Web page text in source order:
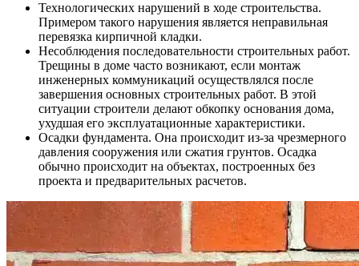
Технологических нарушений в ходе строительства.
Примером такого нарушения является неправильная
перевязка кирпичной кладки.
Несоблюдения последовательности строительных работ.
Трещины в доме часто возникают, если монтаж
инженерных коммуникаций осуществлялся после
завершения основных строительных работ. В этой
ситуации строители делают обкопку основания дома,
ухудшая его эксплуатационные характеристики.
Осадки фундамента. Она происходит из-за чрезмерного
давления сооружения или сжатия грунтов. Осадка
обычно происходит на объектах, построенных без
проекта и предварительных расчетов.